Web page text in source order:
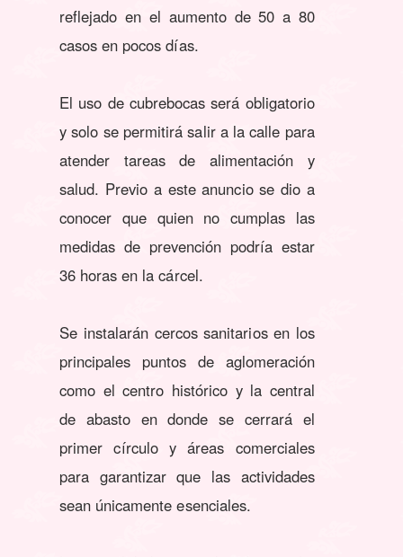
reflejado en el aumento de 50 a 80
casos en pocos días.
El uso de cubrebocas será obligatorio
y solo se permitirá salir a la calle para
atender tareas de alimentación y
salud. Previo a este anuncio se dio a
conocer que quien no cumplas las
medidas de prevención podría estar
36 horas en la cárcel.
Se instalarán cercos sanitarios en los
principales puntos de aglomeración
como el centro histórico y la central
de abasto en donde se cerrará el
primer círculo y áreas comerciales
para garantizar que las actividades
sean únicamente esenciales.